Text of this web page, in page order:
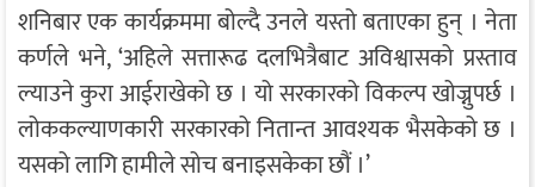
शनिबार एक कार्यक्रममा बोल्दै उनले यस्तो बताएका हुन् । नेता
कर्णले भने, ‘अहिले सत्तारूढ दलभित्रैबाट अविश्वासको प्रस्ताव
ल्याउने कुरा आईराखेको छ । यो सरकारको विकल्प खोज्नुपर्छ ।
लोककल्याणकारी सरकारको नितान्त आवश्यक भैसकेको छ ।
यसको लागि हामीले सोच बनाइसकेका छौं ।’